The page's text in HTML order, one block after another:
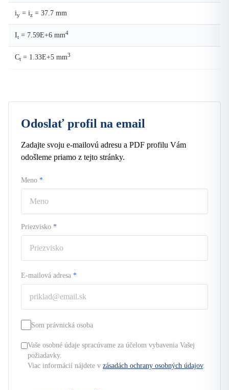
iy = iz = 37.7 mm
It = 7.59E+6 mm4
Ct = 1.33E+5 mm3
Odoslať profil na email
Zadajte svoju e-mailovú adresu a PDF profilu Vám
odošleme priamo z tejto stránky.
Meno *
Priezvisko *
E-mailová adresa *
Som právnická osoba
Vaše osobné údaje spracúvame za účelom vybavenia Vašej
požiadavky.
Viac informácií nájdete v zásadách ochrany osobných údajov.